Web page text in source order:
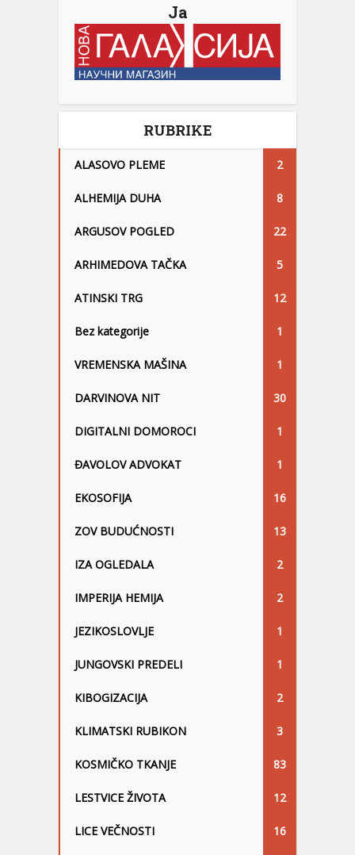
Ja
RUBRIKE
ALASOVO PLEME 2
ALHEMIJA DUHA 8
ARGUSOV POGLED 22
ARHIMEDOVA TAČKA 5
ATINSKI TRG 12
Bez kategorije 1
VREMENSKA MAŠINA 1
DARVINOVA NIT 30
DIGITALNI DOMOROCI 1
ĐAVOLOV ADVOKAT 1
EKOSOFIJA 16
ZOV BUDUĆNOSTI 13
IZA OGLEDALA 2
IMPERIJA HEMIJA 2
JEZIKOSLOVLJE 1
JUNGOVSKI PREDELI 1
KIBOGIZACIJA 2
KLIMATSKI RUBIKON 3
KOSMIČKO TKANJE 83
LESTVICE ŽIVOTA 12
LICE VEČNOSTI 16